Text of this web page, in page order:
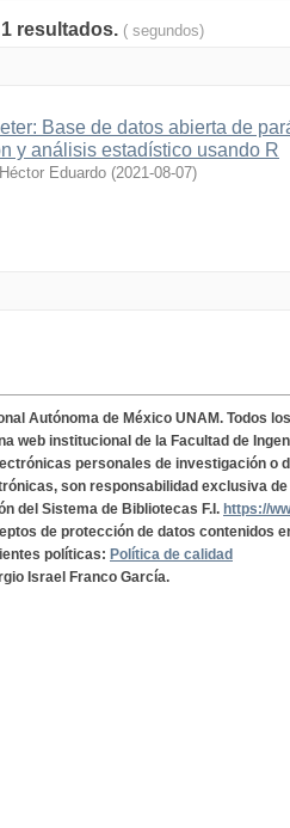
resultados. ( segundos)
Base de datos abierta de
y análisis estadístico usando R
Eduardo (2021-08-07)
Autónoma de México UNAM. Todos
web institucional de la Facultad de
personales de investigación o
son responsabilidad exclusiva
del Sistema de Bibliotecas F.I. https://
de protección de datos contenidos
políticas: Política de calidad
Israel Franco García.